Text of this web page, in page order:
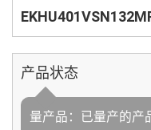
产品状态
量产品：已量产的产